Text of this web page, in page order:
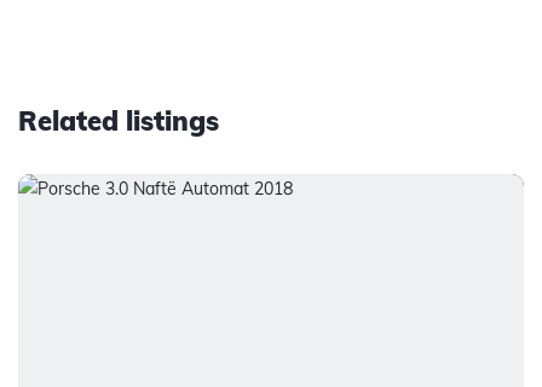
Related listings